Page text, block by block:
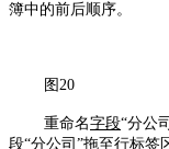
簿中的前后顺序。
图20
重命名字段“分公
段“分公司”拖至行标签